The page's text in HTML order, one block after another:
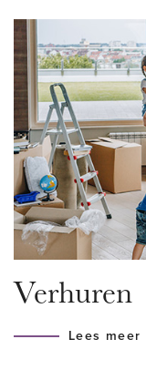
vervoer nabij de
INDELING
Entree begane
2e verdieping:
Smaakvol
karakteristieke nok.
natuurlijk lichtinval.
keramische
waterkoker aanwezig.
Verhuren
Lees meer